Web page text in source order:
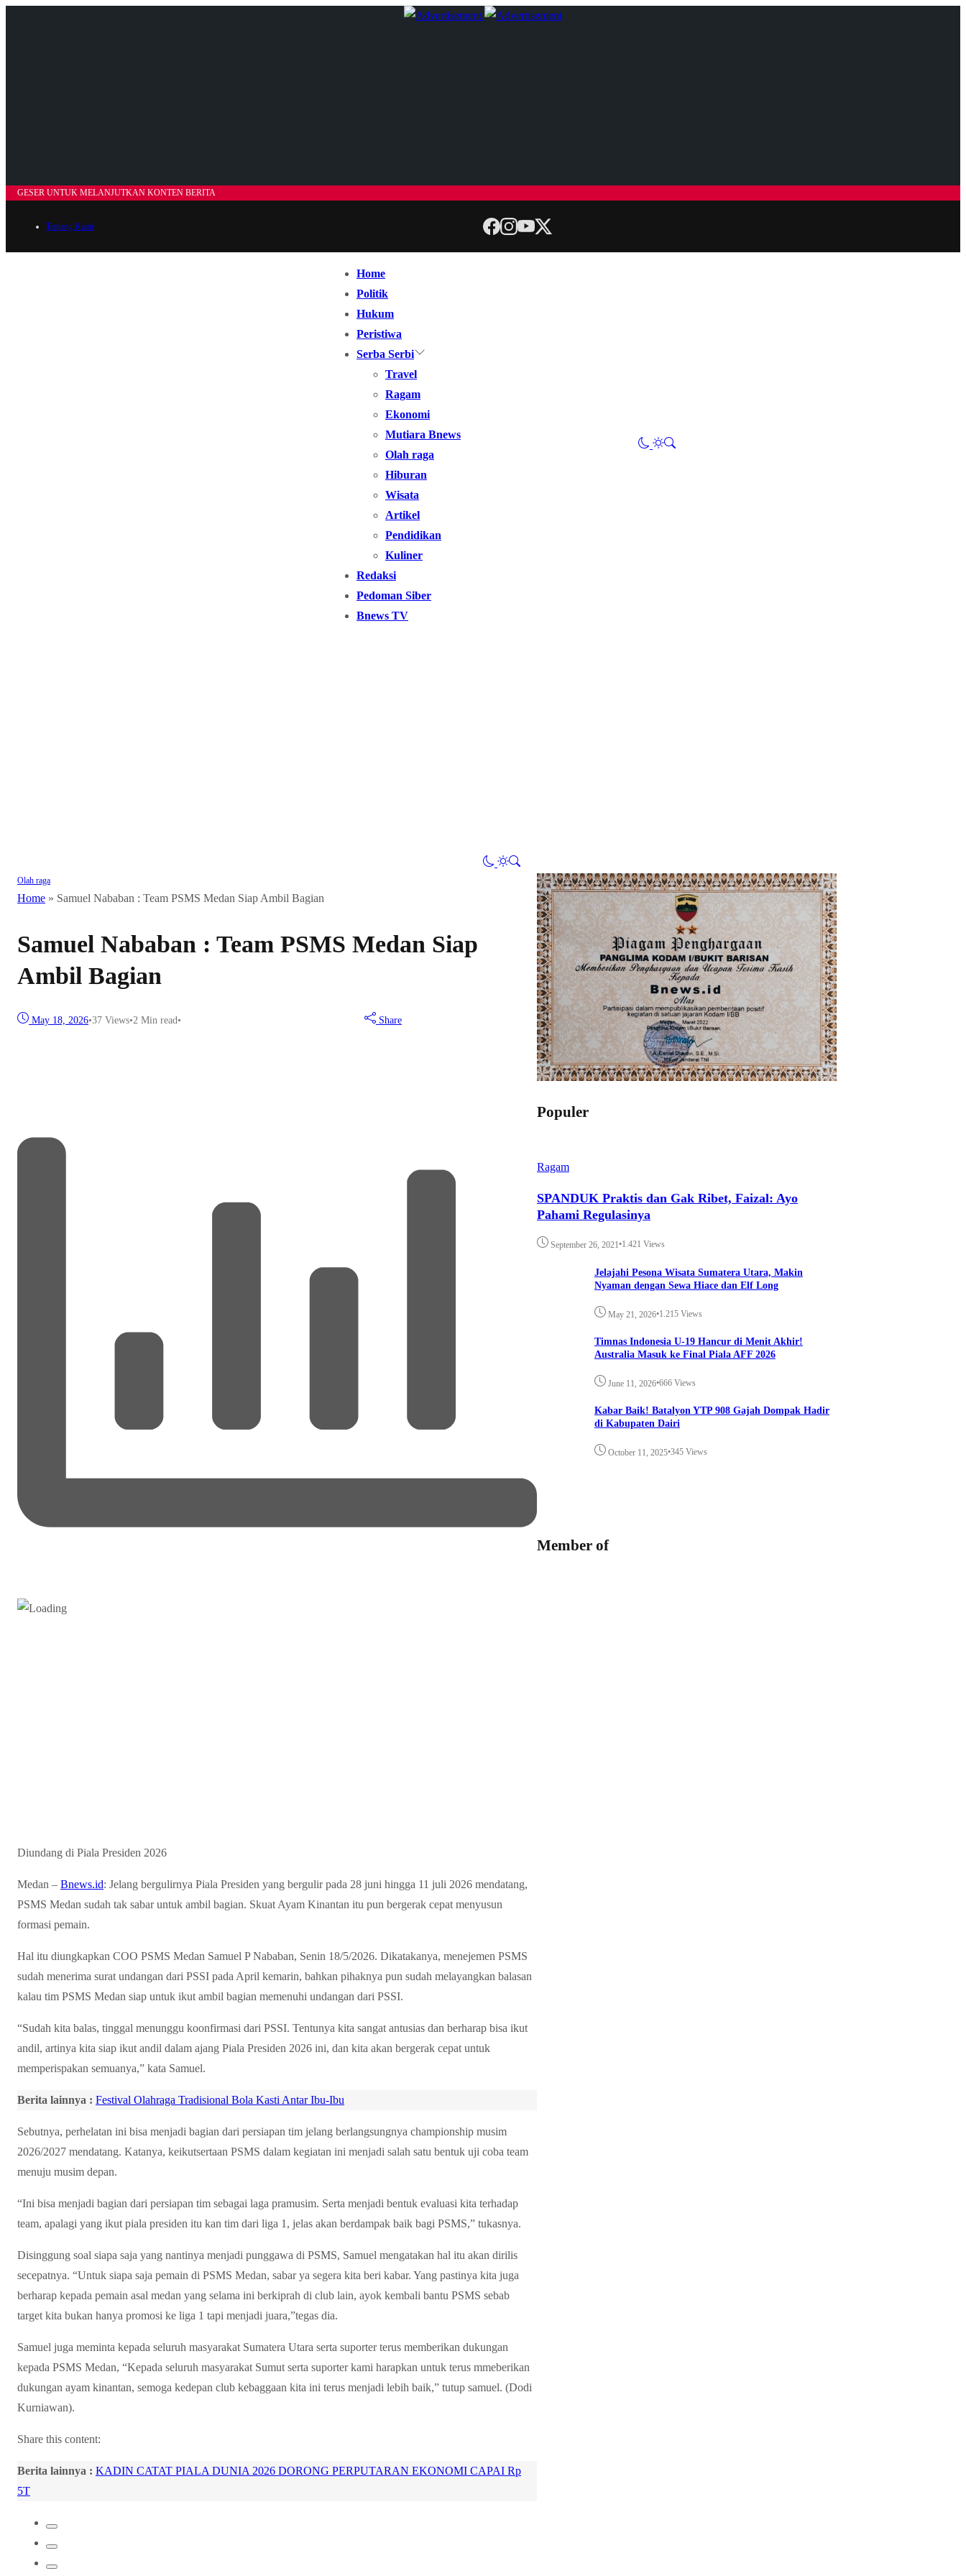
GESER UNTUK MELANJUTKAN KONTEN BERITA
Tentang Kami
Home
Politik
Hukum
Peristiwa
Serba Serbi
Travel
Ragam
Ekonomi
Mutiara Bnews
Olah raga
Hiburan
Wisata
Artikel
Pendidikan
Kuliner
Redaksi
Pedoman Siber
Bnews TV
Olah raga
Home » Samuel Nababan : Team PSMS Medan Siap Ambil Bagian
Samuel Nababan : Team PSMS Medan Siap
Ambil Bagian
May 18, 2026•37 Views•2 Min read• Share
Diundang di Piala Presiden 2026
Medan – Bnews.id: Jelang bergulirnya Piala Presiden yang bergulir pada 28 juni hingga 11 juli 2026 mendatang,
PSMS Medan sudah tak sabar untuk ambil bagian. Skuat Ayam Kinantan itu pun bergerak cepat menyusun
formasi pemain.
Hal itu diungkapkan COO PSMS Medan Samuel P Nababan, Senin 18/5/2026. Dikatakanya, menejemen PSMS
sudah menerima surat undangan dari PSSI pada April kemarin, bahkan pihaknya pun sudah melayangkan balasan
kalau tim PSMS Medan siap untuk ikut ambil bagian memenuhi undangan dari PSSI.
“Sudah kita balas, tinggal menunggu koonfirmasi dari PSSI. Tentunya kita sangat antusias dan berharap bisa ikut
andil, artinya kita siap ikut andil dalam ajang Piala Presiden 2026 ini, dan kita akan bergerak cepat untuk
memperispakan semuanya,” kata Samuel.
Berita lainnya : Festival Olahraga Tradisional Bola Kasti Antar Ibu-Ibu
Sebutnya, perhelatan ini bisa menjadi bagian dari persiapan tim jelang berlangsungnya championship musim
2026/2027 mendatang. Katanya, keikutsertaan PSMS dalam kegiatan ini menjadi salah satu bentuk uji coba team
menuju musim depan.
“Ini bisa menjadi bagian dari persiapan tim sebagai laga pramusim. Serta menjadi bentuk evaluasi kita terhadap
team, apalagi yang ikut piala presiden itu kan tim dari liga 1, jelas akan berdampak baik bagi PSMS,” tukasnya.
Disinggung soal siapa saja yang nantinya menjadi punggawa di PSMS, Samuel mengatakan hal itu akan dirilis
secepatnya. “Untuk siapa saja pemain di PSMS Medan, sabar ya segera kita beri kabar. Yang pastinya kita juga
berharap kepada pemain asal medan yang selama ini berkiprah di club lain, ayok kembali bantu PSMS sebab
target kita bukan hanya promosi ke liga 1 tapi menjadi juara,”tegas dia.
Samuel juga meminta kepada seluruh masyarakat Sumatera Utara serta suporter terus memberikan dukungan
kepada PSMS Medan, “Kepada seluruh masyarakat Sumut serta suporter kami harapkan untuk terus mmeberikan
dukungan ayam kinantan, semoga kedepan club kebaggaan kita ini terus menjadi lebih baik,” tutup samuel. (Dodi
Kurniawan).
Share this content:
Berita lainnya : KADIN CATAT PIALA DUNIA 2026 DORONG PERPUTARAN EKONOMI CAPAI Rp
5T
Populer
Ragam
SPANDUK Praktis dan Gak Ribet, Faizal: Ayo
Pahami Regulasinya
September 26, 2021•1.421 Views
Jelajahi Pesona Wisata Sumatera Utara, Makin
Nyaman dengan Sewa Hiace dan Elf Long
May 21, 2026•1.215 Views
Timnas Indonesia U-19 Hancur di Menit Akhir!
Australia Masuk ke Final Piala AFF 2026
June 11, 2026•666 Views
Kabar Baik! Batalyon YTP 908 Gajah Dompak Hadir
di Kabupaten Dairi
October 11, 2025•345 Views
Member of